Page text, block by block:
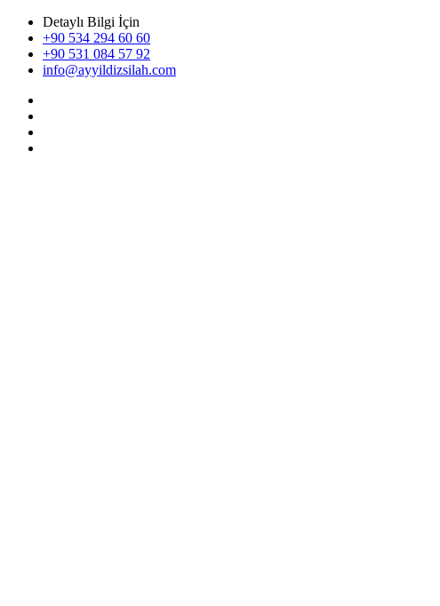
Detaylı Bilgi İçin
+90 534 294 60 60
+90 531 084 57 92
info@ayyildizsilah.com